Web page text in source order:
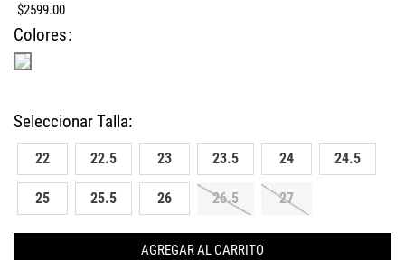
$2599.00
Colores
22 22.5 23 23.5 24 24.5
25 25.5 26 26.5 27
AGREGAR AL CARRITO
SPEEDCAT